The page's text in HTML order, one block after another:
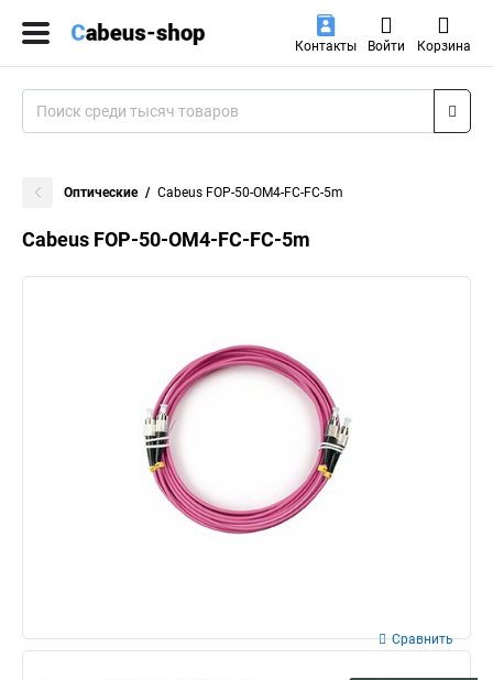
Контакты Войти Корзина
Оптические Cabeus FOP-50-OM4-FC-FC-5m
Cabeus FOP-50-OM4-FC-FC-5m
Сравнить